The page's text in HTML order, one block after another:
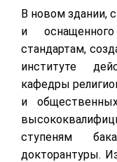
В новом здании,
и
стандартам,
институте
кафедры
и
ступеням
докторантуры.